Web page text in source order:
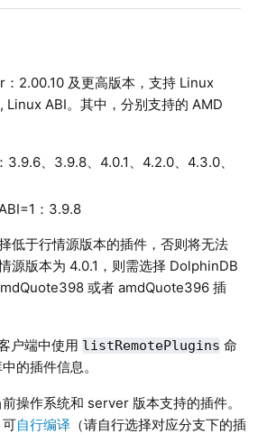
2.00.10 及更高版本，支持 Linux
ABI。其中，分别支持的 AMD
、3.9.8、4.0.1、4.2.0、4.3.0、
：3.9.8
低于行情源版本的插件，否则将无法
源版本为 4.0.1，则需选择 DolphinDB
或者 amdQuote396 插
户端中使用 listRemotePlugins 命
的插件信息。
操作系统和 server 版本支持的插件。
自行编译（请自行选择对应分支下的插